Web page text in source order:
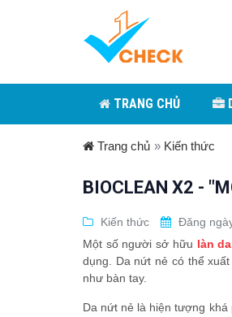
TRANG CHỦ
Trang chủ » Kiến thức
BIOCLEAN X2 -
Kiến thức Đăng
Một số người sở hữu làn
dụng. Da nứt nẻ có thể
như bàn tay.
Da nứt nẻ là hiện tượng